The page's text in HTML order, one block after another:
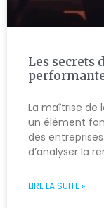
Les secrets
La maîtrise de
un élément
des
d’analyser la
LIRE LA SUITE »